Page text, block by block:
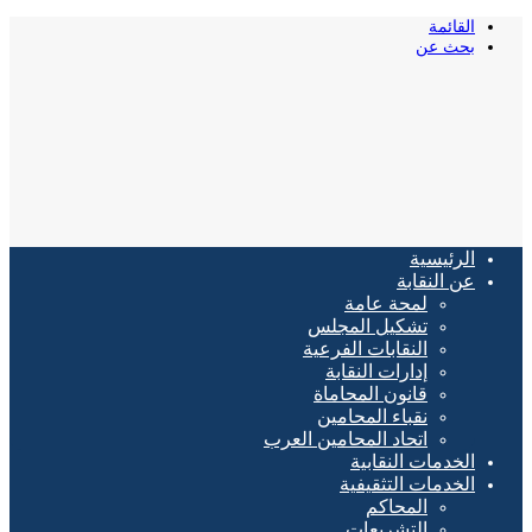
القائمة
بحث عن
الرئيسية
عن النقابة
لمحة عامة
تشكيل المجلس
النقابات الفرعية
إدارات النقابة
قانون المحاماة
نقباء المحامين
اتحاد المحامين العرب
الخدمات النقابية
الخدمات التثقيفية
المحاكم